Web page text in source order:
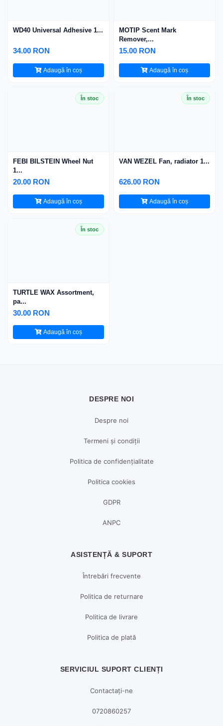
WD40 Universal Adhesive 1...
34.00 RON
Adaugă în coș
MOTIP Scent Mark
Remover,...
15.00 RON
Adaugă în coș
În stoc
FEBI BILSTEIN Wheel Nut
1...
20.00 RON
Adaugă în coș
În stoc
VAN WEZEL Fan, radiator 1...
626.00 RON
Adaugă în coș
În stoc
TURTLE WAX Assortment,
pa...
30.00 RON
Adaugă în coș
DESPRE NOI
Despre noi
Termeni și condiții
Politica de confidențialitate
Politica cookies
GDPR
ANPC
ASISTENȚĂ & SUPORT
Întrebări frecvente
Politica de returnare
Politica de livrare
Politica de plată
SERVICIUL SUPORT CLIENȚI
Contactați-ne
0720860257